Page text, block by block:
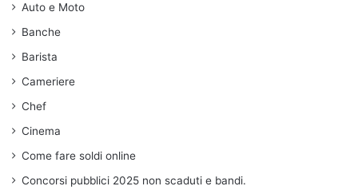
Auto e Moto
Banche
Barista
Cameriere
Chef
Cinema
Come fare soldi online
Concorsi pubblici 2025 non scaduti e bandi.